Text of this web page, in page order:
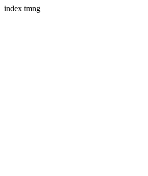
index tmng